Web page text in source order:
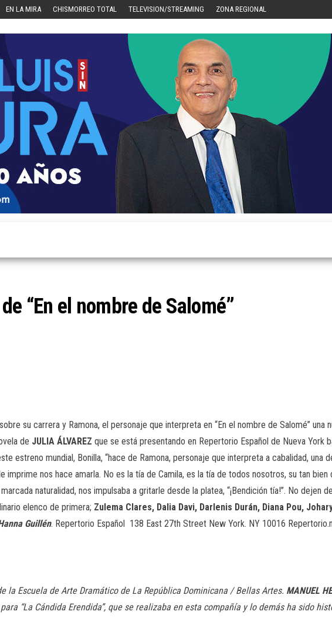
EN LA MIRA CHISMORREO TOTAL TELEVISION/STREAMING ZONA REGIONAL
“En el nombre de Salomé”
su carrera y Ramona, el personaje que interpreta en “En el nombre de Salomé” una
de JULIA ÁLVAREZ que se está presentando en Repertorio Español de Nueva York
estreno mundial, Bonilla, “hace de Ramona, personaje que interpreta a cabalidad, una
nos hace amarla. No es la tía de Camila, es la tía de todos nosotros, su tan bien
naturalidad, nos impulsaba a gritarle desde la platea, “¡Bendición tía!”. No dejen
elenco de primera; Zulema Clares, Dalia Davi, Darlenis Durán, Diana Pou,
Guillén. Repertorio Español 138 East 27th Street New York. NY 10016
la Escuela de Arte Dramático de La República Dominicana / Bellas Artes. MANUEL
“La Cándida Erendida”, que se realizaba en esta compañía y lo demás ha sido